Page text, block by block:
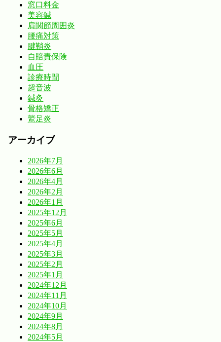
窓口料金
美容鍼
肩関節周囲炎
腰痛対策
腱鞘炎
自賠責保険
血圧
診療時間
超音波
鍼灸
骨格矯正
鷲足炎
アーカイブ
2026年7月
2026年6月
2026年4月
2026年2月
2026年1月
2025年12月
2025年6月
2025年5月
2025年4月
2025年3月
2025年2月
2025年1月
2024年12月
2024年11月
2024年10月
2024年9月
2024年8月
2024年5月